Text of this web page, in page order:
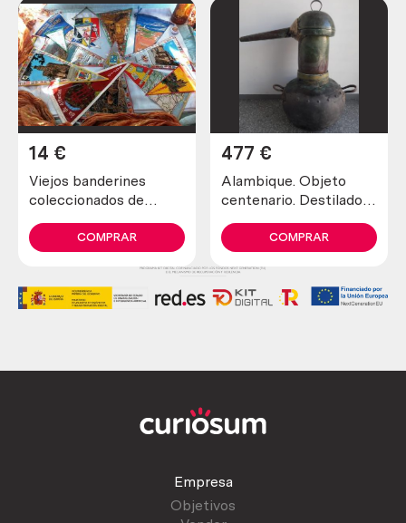
Viejos banderines
coleccionados de
14 €
COMPRAR
Alambique. Objeto
centenario. Destilador
cobre. 80 litros.
477 €
COMPRAR
Empresa
Objetivos